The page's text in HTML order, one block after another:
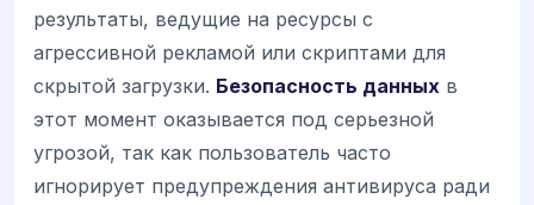
результаты, ведущие на ресурсы с
агрессивной рекламой или скриптами для
скрытой загрузки. Безопасность данных в
этот момент оказывается под серьезной
угрозой, так как пользователь часто
игнорирует предупреждения антивируса ради